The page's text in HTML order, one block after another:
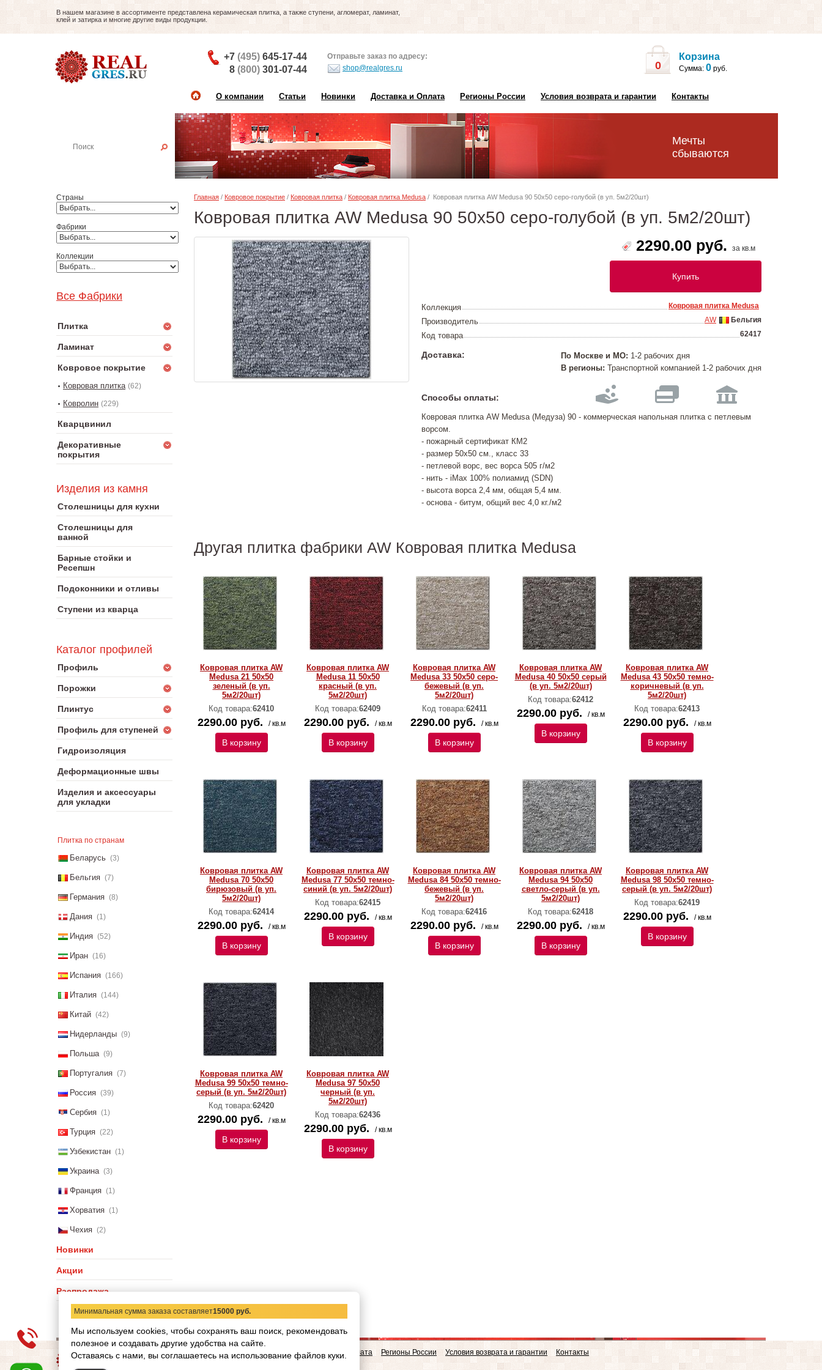
В нашем магазине в ассортименте представлена керамическая плитка, а также ступени, агломерат, ламинат,
клей и затирка и многие другие виды продукции.
+7 (495) 645-17-44
8 (800) 301-07-44
Отправьте заказ по адресу:
shop@realgres.ru
0
Корзина
Сумма: 0 руб.
О компании Статьи Новинки Доставка и Оплата Регионы России Условия возврата и гарантии Контакты
Мечты
сбываются
Страны
Фабрики
Коллекции
Все Фабрики
Плитка
Ламинат
Ковровое покрытие
Ковровая плитка (62)
Ковролин (229)
Кварцвинил
Декоративные
покрытия
Изделия из камня
Столешницы для кухни
Столешницы для
ванной
Барные стойки и
Ресепшн
Подоконники и отливы
Ступени из кварца
Каталог профилей
Профиль
Порожки
Плинтус
Профиль для ступеней
Гидроизоляция
Деформационные швы
Изделия и аксессуары
для укладки
Плитка по странам
Беларусь (3)
Бельгия (7)
Германия (8)
Дания (1)
Индия (52)
Иран (16)
Испания (166)
Италия (144)
Китай (42)
Нидерланды (9)
Польша (9)
Португалия (7)
Россия (39)
Сербия (1)
Турция (22)
Узбекистан (1)
Украина (3)
Франция (1)
Хорватия (1)
Чехия (2)
Новинки
Акции
Распродажа
Главная / Ковровое покрытие / Ковровая плитка / Ковровая плитка Medusa / Ковровая плитка AW Medusa 90 50х50 серо-голубой (в уп. 5м2/20шт)
Ковровая плитка AW Medusa 90 50х50 серо-голубой (в уп. 5м2/20шт)
2290.00 руб. за кв.м
Купить
Коллекция Ковровая плитка Medusa
Производитель Бельгия
AW
Код товара 62417
Доставка: По Москве и МО: 1-2 рабочих дня
В регионы: Транспортной компанией 1-2 рабочих дня
Способы оплаты:
Ковровая плитка AW Medusa (Медуза) 90 - коммерческая напольная плитка с петлевым
ворсом.
- пожарный сертификат КМ2
- размер 50х50 см., класс 33
- петлевой ворс, вес ворса 505 г/м2
- нить - iMax 100% полиамид (SDN)
- высота ворса 2,4 мм, общая 5,4 мм.
- основа - битум, общий вес 4,0 кг./м2
Другая плитка фабрики AW Ковровая плитка Medusa
Ковровая плитка AW
Medusa 21 50х50
зеленый (в уп.
5м2/20шт)
Код товара:62410
2290.00 руб. / кв.м
В корзину
Ковровая плитка AW
Medusa 11 50х50
красный (в уп.
5м2/20шт)
Код товара:62409
2290.00 руб. / кв.м
В корзину
Ковровая плитка AW
Medusa 33 50х50 серо-
бежевый (в уп.
5м2/20шт)
Код товара:62411
2290.00 руб. / кв.м
В корзину
Ковровая плитка AW
Medusa 40 50х50 серый
(в уп. 5м2/20шт)
Код товара:62412
2290.00 руб. / кв.м
В корзину
Ковровая плитка AW
Medusa 43 50х50 темно-
коричневый (в уп.
5м2/20шт)
Код товара:62413
2290.00 руб. / кв.м
В корзину
Ковровая плитка AW
Medusa 70 50х50
бирюзовый (в уп.
5м2/20шт)
Код товара:62414
2290.00 руб. / кв.м
В корзину
Ковровая плитка AW
Medusa 77 50х50 темно-
синий (в уп. 5м2/20шт)
Код товара:62415
2290.00 руб. / кв.м
В корзину
Ковровая плитка AW
Medusa 84 50х50 темно-
бежевый (в уп.
5м2/20шт)
Код товара:62416
2290.00 руб. / кв.м
В корзину
Ковровая плитка AW
Medusa 94 50х50
светло-серый (в уп.
5м2/20шт)
Код товара:62418
2290.00 руб. / кв.м
В корзину
Ковровая плитка AW
Medusa 98 50х50 темно-
серый (в уп. 5м2/20шт)
Код товара:62419
2290.00 руб. / кв.м
В корзину
Ковровая плитка AW
Medusa 99 50х50 темно-
серый (в уп. 5м2/20шт)
Код товара:62420
2290.00 руб. / кв.м
В корзину
Ковровая плитка AW
Medusa 97 50х50
черный (в уп.
5м2/20шт)
Код товара:62436
2290.00 руб. / кв.м
В корзину
О компании Статьи Новинки Доставка и Оплата Регионы России Условия возврата и гарантии
Контакты
Минимальная сумма заказа составляет15000 руб.
Мы используем cookies, чтобы сохранять ваш поиск, рекомендовать
полезное и создавать другие удобства на сайте.
Оставаясь с нами, вы соглашаетесь на использование файлов куки.